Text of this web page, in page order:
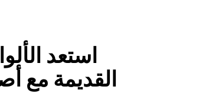
استعد
القديمة مع